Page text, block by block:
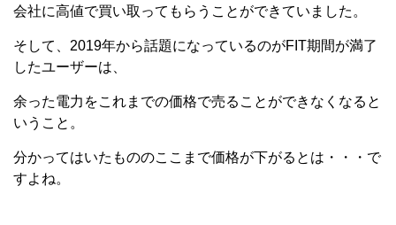
会社に高値で買い取ってもらうことができていました。
そして、2019年から話題になっているのがFIT期間が満了
したユーザーは、
余った電力をこれまでの価格で売ることができなくなると
いうこと。
分かってはいたもののここまで価格が下がるとは・・・で
すよね。